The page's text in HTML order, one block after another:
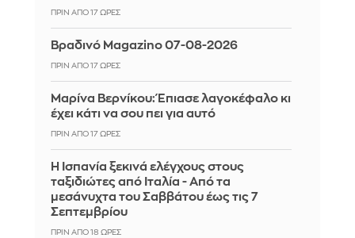
ΠΡΙΝ ΑΠΌ 17 ΏΡΕΣ
Βραδινό Magazino 07-08-2026
ΠΡΙΝ ΑΠΌ 17 ΏΡΕΣ
Μαρίνα Βερνίκου: Έπιασε λαγοκέφαλο κι
έχει κάτι να σου πει για αυτό
ΠΡΙΝ ΑΠΌ 17 ΏΡΕΣ
Η Ισπανία ξεκινά ελέγχους στους
ταξιδιώτες από Ιταλία - Από τα
μεσάνυχτα του Σαββάτου έως τις 7
Σεπτεμβρίου
ΠΡΙΝ ΑΠΌ 18 ΏΡΕΣ